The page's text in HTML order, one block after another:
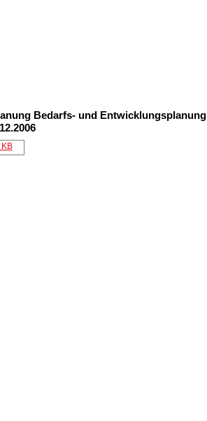
Bedarfs- und Entwicklungsplanung
KB